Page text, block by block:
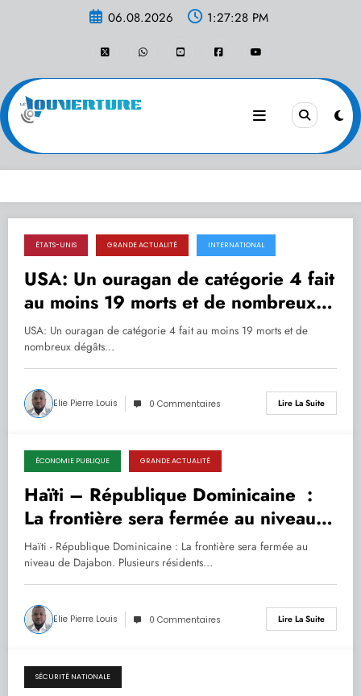
06.08.2026 1:27:29 PM
30.09.2022
ÉTATS-UNIS GRANDE ACTUALITÉ INTERNATIONAL
USA: Un ouragan de catégorie 4 fait
au moins 19 morts et de nombreux
dégâts en Floride.
USA: Un ouragan de catégorie 4 fait au moins 19 morts et de
nombreux dégâts…
Elie Pierre Louis 0 Commentaires Lire La Suite
30.09.2022
ÉCONOMIE PUBLIQUE GRANDE ACTUALITÉ
Haïti – République Dominicaine :
La frontière sera fermée au niveau
de Dajabon.
Haïti - République Dominicaine : La frontière sera fermée au
niveau de Dajabon. Plusieurs résidents…
Elie Pierre Louis 0 Commentaires Lire La Suite
30.09.2022
SÉCURITÉ NATIONALE